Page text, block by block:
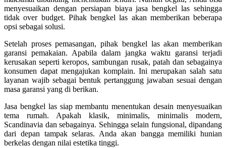
menyesuaikan dengan persiapan biaya jasa bengkel las sehingga
tidak over budget. Pihak bengkel las akan memberikan beberapa
opsi sebagai solusi.
Setelah proses pemasangan, pihak bengkel las akan memberikan
garansi pemakaian. Apabila dalam jangka waktu garansi terjadi
kerusakan seperti keropos, sambungan rusak, patah dan sebagainya
konsumen dapat mengajukan komplain. Ini merupakan salah satu
layanan wajib sebagai bentuk pertanggung jawaban sesuai dengan
masa garansi yang di berikan.
Jasa bengkel las siap membantu menentukan desain menyesuaikan
tema rumah. Apakah klasik, minimalis, minimalis modern,
Scandinavia dan sebagainya. Sehingga selain fungsional, dipandang
dari depan tampak selaras. Anda akan bangga memiliki hunian
berkelas dengan nilai estetika tinggi.